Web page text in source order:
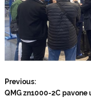
Previous:
QMG zn1000-2C